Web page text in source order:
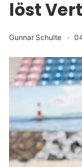
löst
Gunnar Schulte